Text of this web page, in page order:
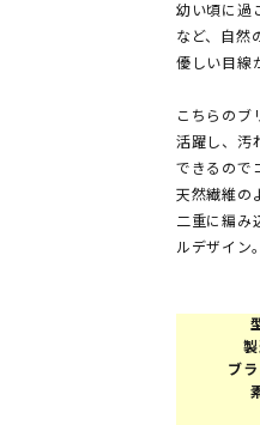
幼い頃に過
など、自然
優しい目線
こちらのブ
活躍し、汚
できるので
天然繊維の
二重に編み
ルデザイン。
製
ブ